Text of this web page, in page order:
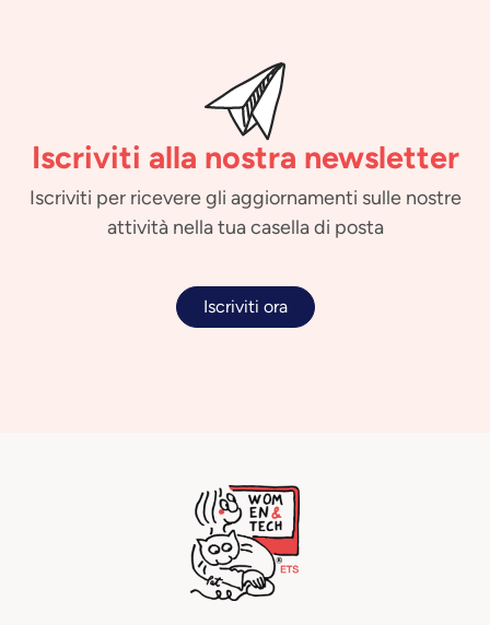
Iscriviti alla nostra newsletter
Iscriviti per ricevere gli aggiornamenti sulle nostre
attività nella tua casella di posta
Iscriviti ora